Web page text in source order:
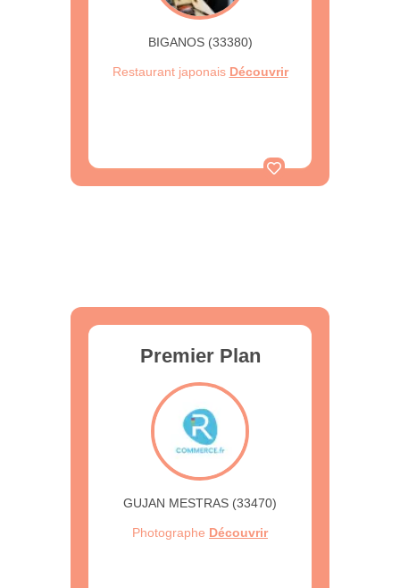
BIGANOS (33380)
Restaurant japonais Découvrir
Premier Plan
GUJAN MESTRAS (33470)
Photographe Découvrir